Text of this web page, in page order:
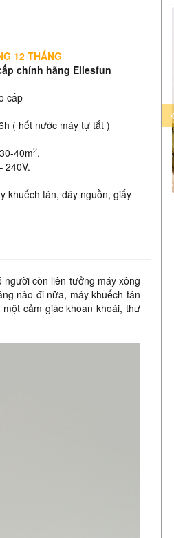
12 THÁNG
chính hãng Ellesfun
cấp
( hết nước máy tự tắt )
30-40m2.
240V.
khuếch tán, dây nguồn, giấy
còn liên tưởng máy xông
nào đi nữa, máy khuếch tán
cảm giác khoan khoái, thư